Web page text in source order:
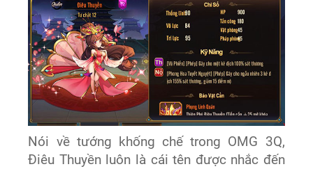
Nói về tướng khống chế trong OMG 3Q,
Điêu Thuyền luôn là cái tên được nhắc đến